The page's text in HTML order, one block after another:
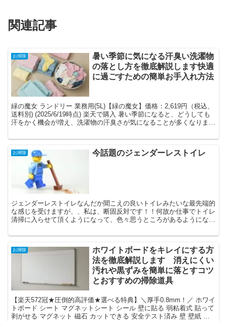
関連記事
お掃除
暑い季節に気になる汗臭い洗濯物
の落とし方を徹底解説します快適
に過ごすための簡単お手入れ方法
緑の魔女 ランドリー 業務用(5L)【緑の魔女】価格：2,619円（税込、
送料別) (2025/6/19時点) 楽天で購入 暑い季節になると、どうしても
汗をかく機会が増え、洗濯物の汗臭さが気になることが多くなりま
お掃除 今話題のジェンダーレストイレ
ジェンダーレストイレなんだか聞こえの良いトイレみたいな最先端的
な感じを受けますが、、私は、断固反対です！！何故か仕事でトイレ
清掃に入らせて頂くようになって、色々思うところがあるようになり
お掃除
ホワイトボードをキレイにする方
法を徹底解説します 消えにくい
汚れや黒ずみを簡単に落とすコツ
とおすすめの掃除道具
【楽天572冠★圧倒的高評価★選べる特典】＼厚手0.8mm！／ ホワイ
トボード シート マグネットシート シール 壁に貼る 弱粘着式 貼って
剥がせる マグネット 磁石 カットできる 安全テスト済み 壁 壁紙 掲